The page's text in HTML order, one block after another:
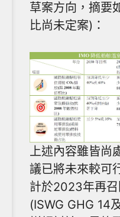
草案方向，摘要
比尚未定案)：
上述內容雖皆
議已將未來較可
計於2023年再
(ISWG GHG 14